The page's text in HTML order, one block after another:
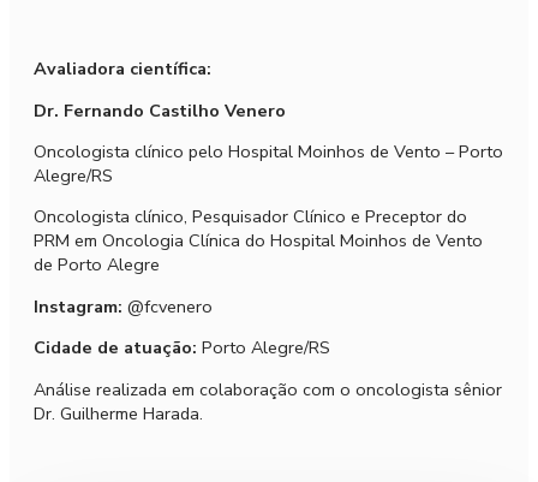
Avaliadora científica:
Dr. Fernando Castilho Venero
Oncologista clínico pelo Hospital Moinhos de Vento – Porto
Alegre/RS
Oncologista clínico, Pesquisador Clínico e Preceptor do
PRM em Oncologia Clínica do Hospital Moinhos de Vento
de Porto Alegre
Instagram: @fcvenero
Cidade de atuação: Porto Alegre/RS
Análise realizada em colaboração com o oncologista sênior
Dr. Guilherme Harada.